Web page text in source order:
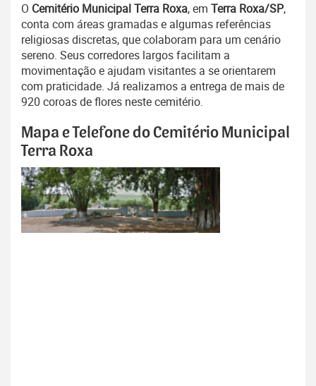
O Cemitério Municipal Terra Roxa, em Terra Roxa/SP,
conta com áreas gramadas e algumas referências
religiosas discretas, que colaboram para um cenário
sereno. Seus corredores largos facilitam a
movimentação e ajudam visitantes a se orientarem
com praticidade. Já realizamos a entrega de mais de
920 coroas de flores neste cemitério.
Mapa e Telefone do Cemitério Municipal
Terra Roxa